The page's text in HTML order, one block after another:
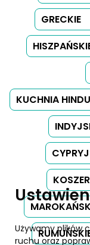
GRECKIE
KUCHNIA
Używamy plików
ruchu oraz